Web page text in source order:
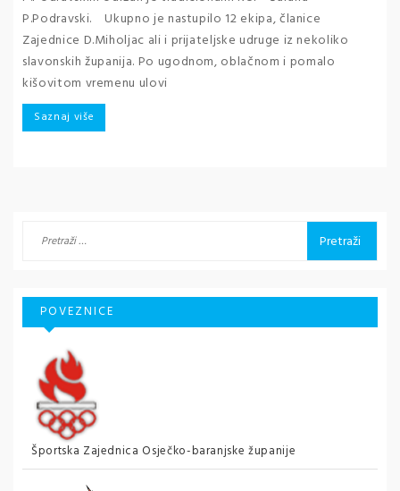
P.Podravski. Ukupno je nastupilo 12 ekipa, članice
Zajednice D.Miholjac ali i prijateljske udruge iz nekoliko
slavonskih županija. Po ugodnom, oblačnom i pomalo
kišovitom vremenu ulovi
Saznaj više
POVEZNICE
Športska Zajednica Osječko-baranjske županije